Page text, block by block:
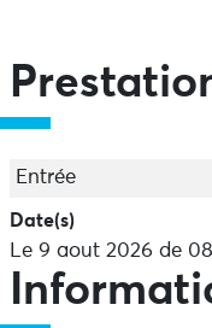
Entrée
Date(s)
Le 9 aout 2026 de